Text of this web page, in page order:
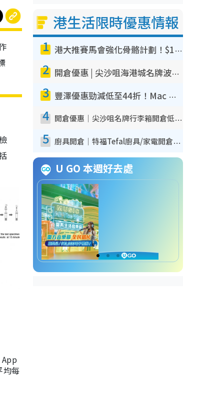
均每
港生活限時優惠情報
1 港大推賽馬會強化骨骼計劃！$100骨質密度X光檢查 完成免費運動訓練送超市禮券！附參加資格
2 開倉優惠 | 尖沙咀海港城名牌波鞋開倉低至1折！On鞋$899起／Joy&Peace鞋履$98起
3 豐澤優惠勁減低至44折！Mac mini/iPhone17Pro大減價！廚房家電$220起
4 開倉優惠｜尖沙咀名牌行李箱開倉低至4折！一連5日 American Tourister/ace./Hallmark $200起！
5 廚具開倉｜特福Tefal廚具/家電開倉低至3折！$220起買平底鍋/炒鑊/湯煲！電飯煲/吸塵機/燙斗$418起
U GO 本週好去處